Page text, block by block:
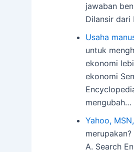
jawaban
Dilansir
Usaha
untuk
ekonomi
ekonomi
mengubah…
Yahoo,
A. Search